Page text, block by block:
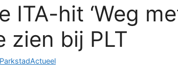
ITA-hit ‘Weg
zien bij PLT